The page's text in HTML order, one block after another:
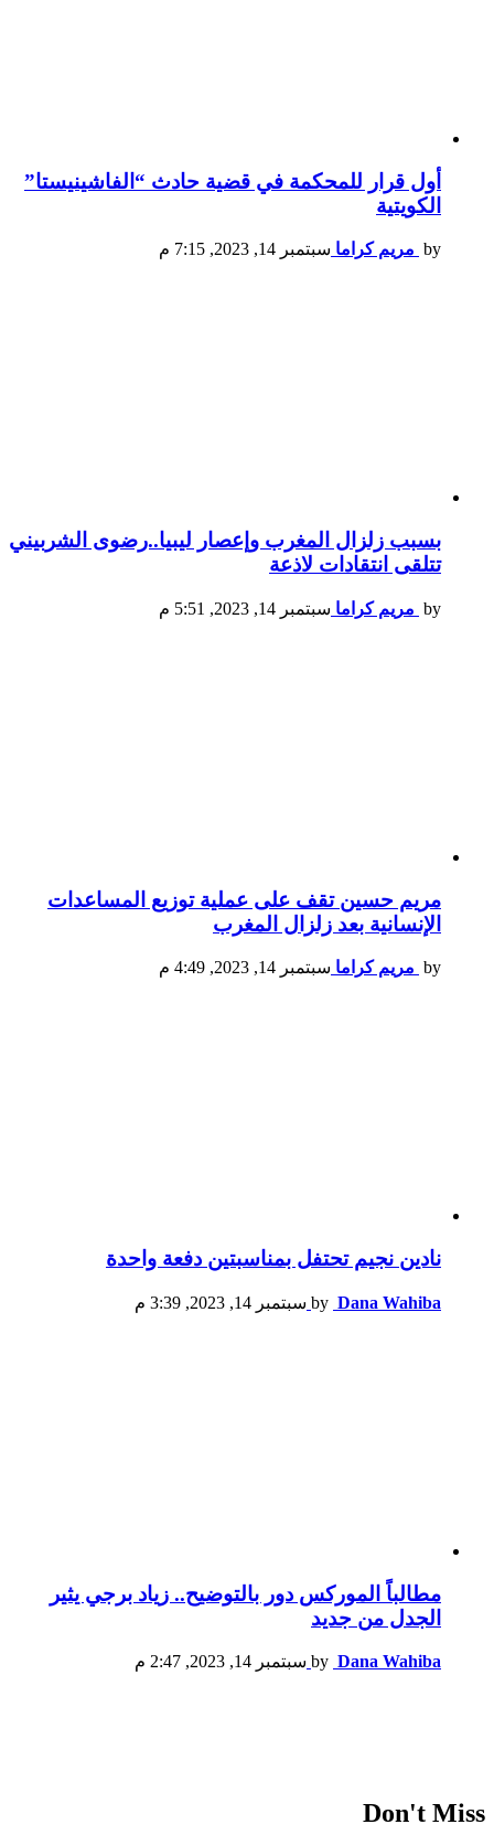
أول قرار للمحكمة في قضية حادث “الفاشينيستا”
الكويتية
by مريم كراما سبتمبر 14, 2023, 7:15 م
بسبب زلزال المغرب وإعصار ليبيا..رضوى الشربيني
تتلقى انتقادات لاذعة
by مريم كراما سبتمبر 14, 2023, 5:51 م
مريم حسين تقف على عملية توزيع المساعدات
الإنسانية بعد زلزال المغرب
by مريم كراما سبتمبر 14, 2023, 4:49 م
نادين نجيم تحتفل بمناسبتين دفعة واحدة
by Dana Wahiba سبتمبر 14, 2023, 3:39 م
مطالباً الموركس دور بالتوضيح.. زياد برجي يثير
الجدل من جديد
by Dana Wahiba سبتمبر 14, 2023, 2:47 م
Don't Miss